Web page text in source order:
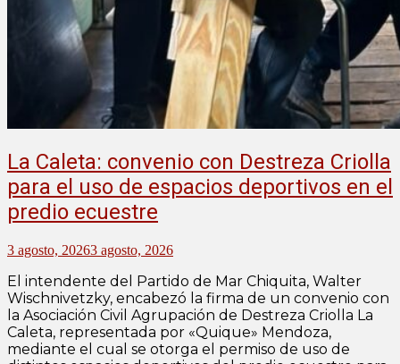
La Caleta: convenio con Destreza Criolla
para el uso de espacios deportivos en el
predio ecuestre
3 agosto, 20263 agosto, 2026
El intendente del Partido de Mar Chiquita, Walter
Wischnivetzky, encabezó la firma de un convenio con
la Asociación Civil Agrupación de Destreza Criolla La
Caleta, representada por «Quique» Mendoza,
mediante el cual se otorga el permiso de uso de